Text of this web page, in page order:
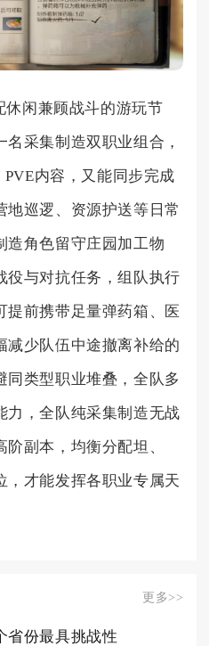
休闲兼顾战斗的游玩节
采集制造双职业组合，
内容，又能同步完成
地巡逻、资源护送等日常
造角色留守庄园加工物
役与对抗任务，组队执行
提前携带足量弹药箱、医
减少队伍中途撤离补给的
同类型职业堆叠，全队多
力，全队纯采集制造无战
副本，均衡分配坦、
，才能发挥各职业专属天
更多>>
省份最具挑战性